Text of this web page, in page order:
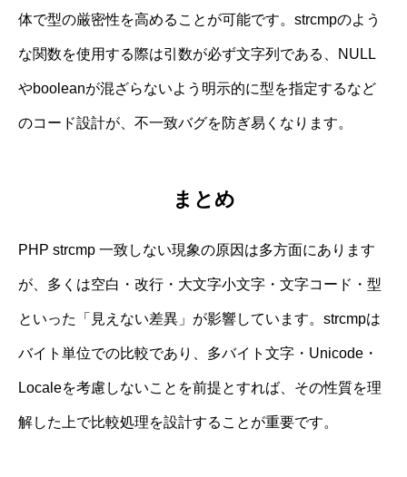
体で型の厳密性を高めることが可能です。strcmpのよう
な関数を使用する際は引数が必ず文字列である、NULL
やbooleanが混ざらないよう明示的に型を指定するなど
のコード設計が、不一致バグを防ぎ易くなります。
まとめ
PHP strcmp 一致しない現象の原因は多方面にあります
が、多くは空白・改行・大文字小文字・文字コード・型
といった「見えない差異」が影響しています。strcmpは
バイト単位での比較であり、多バイト文字・Unicode・
Localeを考慮しないことを前提とすれば、その性質を理
解した上で比較処理を設計することが重要です。